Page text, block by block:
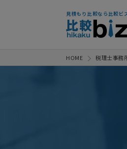
見積もり比較なら比較ビ
HOME 税理士事務